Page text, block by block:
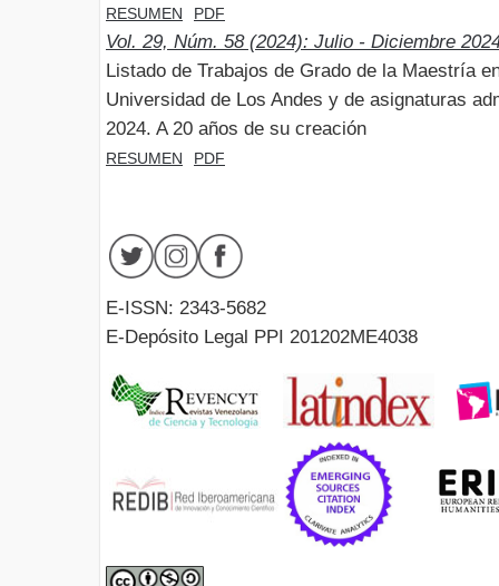
RESUMEN PDF
Vol. 29, Núm. 58 (2024): Julio - Diciembre
Listado de Trabajos de Grado de la Maestría
Universidad de Los Andes y de asignaturas
2024. A 20 años de su creación
RESUMEN PDF
E-ISSN: 2343-5682
E-Depósito Legal PPI 201202ME4038